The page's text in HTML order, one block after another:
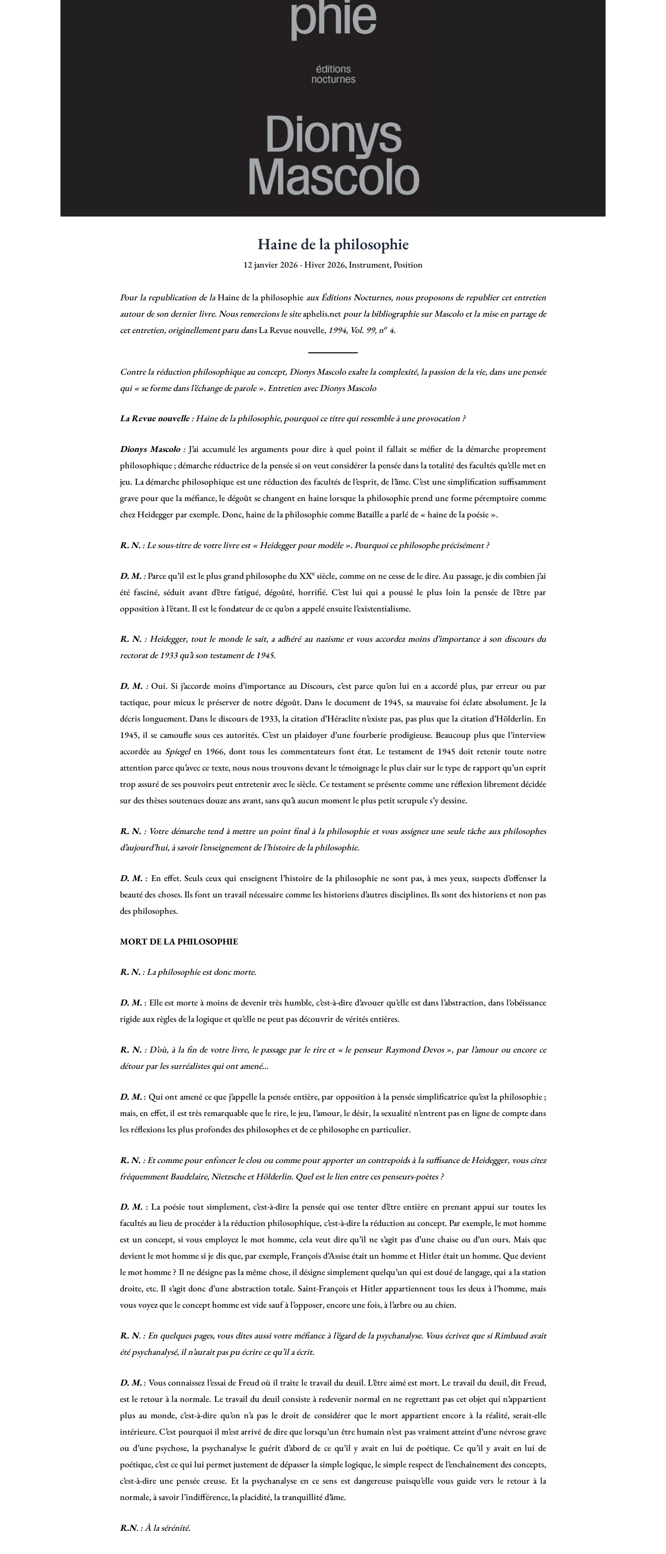
Haine de la philosophie
12 janvier 2026-Hiver 2026,Instrument,Position
Pour la republication de laHaine de la philosophie aux Éditions Nocturnes, nous proposons de republier cet entretien
autour de son dernier livre. Nous remercions le siteaphelis.net pour la bibliographie sur Mascolo et la mise en partage de
cet entretien, originellement paru dansLa Revue nouvelle, 1994, Vol. 99, no 4.
Contre la réduction philosophique au concept, Dionys Mascolo exalte la complexité, la passion de la vie, dans une pensée
qui « se forme dans l’échange de parole ». Entretien avec Dionys Mascolo
La Revue nouvelle: Haine de la philosophie, pourquoi ce titre qui ressemble à une provocation ?
Dionys Mascolo:J’ai accumulé les arguments pour dire à quel point il fallait se méfier de la démarche proprement
philosophique ; démarche réductrice de la pensée si on veut considérer la pensée dans la totalité des facultés qu’elle met en
jeu. La démarche philosophique est une réduction des facultés de l’esprit, de l’âme. C’est une simplification suffisamment
grave pour que la méfiance, le dégoût se changent en haine lorsque la philosophie prend une forme péremptoire comme
chez Heidegger par exemple. Donc, haine de la philosophie comme Bataille a parlé de « haine de la poésie ».
R. N. : Le sous-titre de votre livre est « Heidegger pour modèle ». Pourquoi ce philosophe précisément ?
D. M. :Parce qu’il est le plus grand philosophe du XXe siècle, comme on ne cesse de le dire. Au passage, je dis combien j’ai
été fasciné, séduit avant d’être fatigué, dégoûté, horrifié. C’est lui qui a poussé le plus loin la pensée de l’être par
opposition à l’étant. Il est le fondateur de ce qu’on a appelé ensuite l’existentialisme.
R. N. : Heidegger, tout le monde le sait, a adhéré au nazisme et vous accordez moins d’importance à son discours du
rectorat de 1933 qu’à son testament de 1945.
D. M. :Oui. Si j’accorde moins d’importance au Discours, c’est parce qu’on lui en a accordé plus, par erreur ou par
tactique, pour mieux le préserver de notre dégoût. Dans le document de 1945, sa mauvaise foi éclate absolument. Je la
décris longuement. Dans le discours de 1933, la citation d’Héraclite n’existe pas, pas plus que la citation d’Hölderlin. En
1945, il se camoufle sous ces autorités. C’est un plaidoyer d’une fourberie prodigieuse. Beaucoup plus que l’interview
accordée au Spiegelen 1966, dont tous les commentateurs font état. Le testament de 1945 doit retenir toute notre
attention parce qu’avec ce texte, nous nous trouvons devant le témoignage le plus clair sur le type de rapport qu’un esprit
trop assuré de ses pouvoirs peut entretenir avec le siècle. Ce testament se présente comme une réflexion librement décidée
sur des thèses soutenues douze ans avant, sans qu’à aucun moment le plus petit scrupule s’y dessine.
R. N. : Votre démarche tend à mettre un point final à la philosophie et vous assignez une seule tâche aux philosophes
d’aujourd’hui, à savoir l’enseignement de l’histoire de la philosophie.
D. M. : En effet. Seuls ceux qui enseignent l’histoire de la philosophie ne sont pas, à mes yeux, suspects d’offenser la
beauté des choses. Ils font un travail nécessaire comme les historiens d’autres disciplines. Ils sont des historiens et non pas
des philosophes.
MORT DE LA PHILOSOPHIE
R. N. : La philosophie est donc morte.
D. M.: Elle est morte à moins de devenir très humble, c’est-à-dire d’avouer qu’elle est dans l’abstraction, dans l’obéissance
rigide aux règles de la logique et qu’elle ne peut pas découvrir de vérités entières.
R. N. : D’où, à la fin de votre livre, le passage par le rire et « le penseur Raymond Devos », par l’amour ou encore ce
détour par les surréalistes qui ont amené…
D. M.: Qui ont amené ce que j’appelle la pensée entière, par opposition à la pensée simplificatrice qu’est la philosophie ;
mais, en effet, il est très remarquable que le rire, le jeu, l’amour, le désir, la sexualité n’entrent pas en ligne de compte dans
les réflexions les plus profondes des philosophes et de ce philosophe en particulier.
R. N. : Et comme pour enfoncer le clou ou comme pour apporter un contrepoids à la suffisance de Heidegger, vous citez
fréquemment Baudelaire, Nietzsche et Hölderlin. Quel est le lien entre ces penseurs-poètes ?
D. M. : La poésie tout simplement, c’est-à-dire la pensée qui ose tenter d’être entière en prenant appui sur toutes les
facultés au lieu de procéder à la réduction philosophique, c’est-à-dire la réduction au concept. Par exemple, le mot homme
est un concept, si vous employez le mot homme, cela veut dire qu’il ne s’agit pas d’une chaise ou d’un ours. Mais que
devient le mot homme si je dis que, par exemple, François d’Assise était un homme et Hitler était un homme. Que devient
le mot homme ? Il ne désigne pas la même chose, il désigne simplement quelqu’un qui est doué de langage, qui a la station
droite, etc. Il s’agit donc d’une abstraction totale. Saint-François et Hitler appartiennent tous les deux à l’homme, mais
vous voyez que le concept homme est vide sauf à l’opposer, encore une fois, à l’arbre ou au chien.
R. N. : En quelques pages, vous dites aussi votre méfiance à l’égard de la psychanalyse. Vous écrivez que si Rimbaud avait
été psychanalysé, il n’aurait pas pu écrire ce qu’il a écrit.
D. M.: Vous connaissez l’essai de Freud où il traite le travail du deuil. L’être aimé est mort. Le travail du deuil, dit Freud,
est le retour à la normale. Le travail du deuil consiste à redevenir normal en ne regrettant pas cet objet qui n’appartient
plus au monde, c’est-à-dire qu’on n’a pas le droit de considérer que le mort appartient encore à la réalité, serait-elle
intérieure. C’est pourquoi il m’est arrivé de dire que lorsqu’un être humain n’est pas vraiment atteint d’une névrose grave
ou d’une psychose, la psychanalyse le guérit d’abord de ce qu’il y avait en lui de poétique. Ce qu’il y avait en lui de
poétique, c’est ce qui lui permet justement de dépasser la simple logique, le simple respect de l’enchaînement des concepts,
c’est-à-dire une pensée creuse. Et la psychanalyse en ce sens est dangereuse puisqu’elle vous guide vers le retour à la
normale, à savoir l’indifférence, la placidité, la tranquillité d’âme.
R.N. : À la sérénité.